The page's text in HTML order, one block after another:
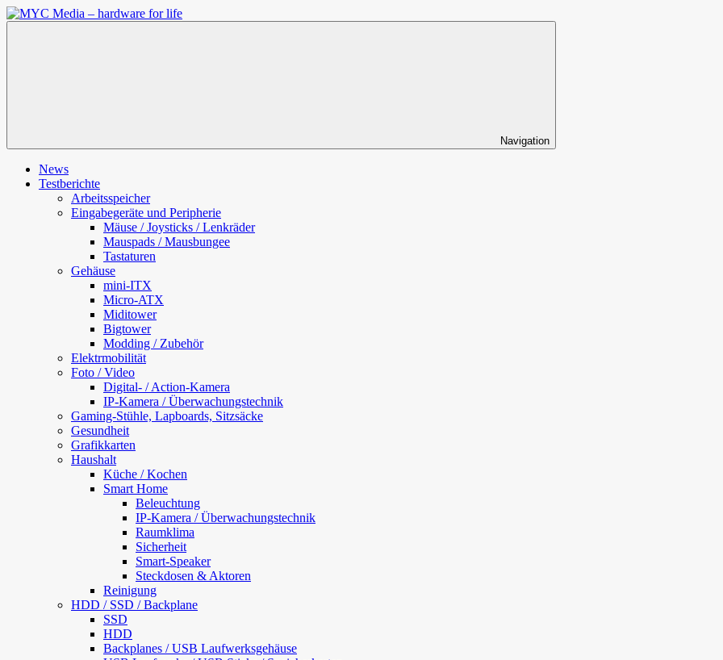
Zum
Inhalt
Navigation
News
Testberichte
Arbeitsspeicher
Eingabegeräte und Peripherie
Mäuse / Joysticks / Lenkräder
Mauspads / Mausbungee
Tastaturen
Gehäuse
mini-ITX
Micro-ATX
Miditower
Bigtower
Modding / Zubehör
Elektrmobilität
Foto / Video
Digital- / Action-Kamera
IP-Kamera / Überwachungstechnik
Gaming-Stühle, Lapboards, Sitzsäcke
Gesundheit
Grafikkarten
Haushalt
Küche / Kochen
Smart Home
Beleuchtung
IP-Kamera / Überwachungstechnik
Raumklima
Sicherheit
Smart-Speaker
Steckdosen & Aktoren
Reinigung
HDD / SSD / Backplane
SSD
HDD
Backplanes / USB Laufwerksgehäuse